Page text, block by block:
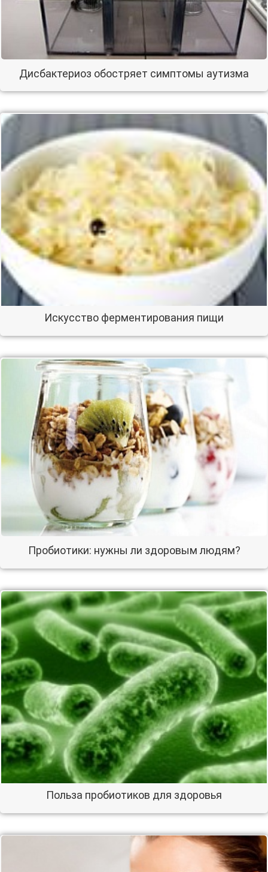
Дисбактериоз обостряет симптомы аутизма
Искусство ферментирования пищи
Пробиотики: нужны ли здоровым людям?
Польза пробиотиков для здоровья